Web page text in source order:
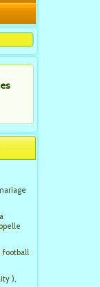
football
),